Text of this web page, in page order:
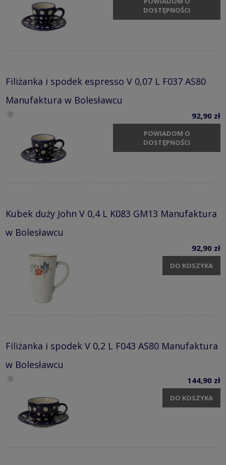
DOSTĘPNOŚCI
Filiżanka i spodek espresso V 0,07 L F037 AS80
Manufaktura w Bolesławcu
92,90 zł
POWIADOM O
DOSTĘPNOŚCI
Kubek duży John V 0,4 L K083 GM13 Manufaktura
w Bolesławcu
92,90 zł
DO KOSZYKA
Filiżanka i spodek V 0,2 L F043 AS80 Manufaktura
w Bolesławcu
144,90 zł
DO KOSZYKA